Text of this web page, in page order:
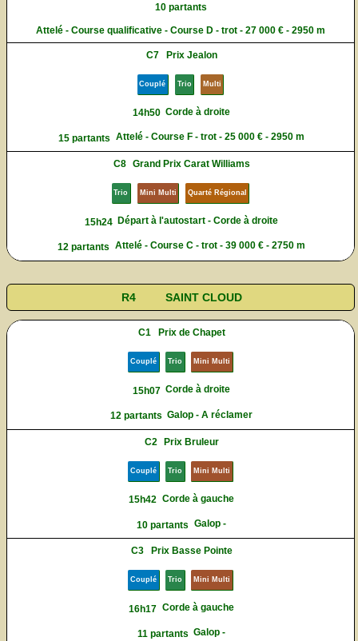
10 partants
Attelé - Course qualificative - Course D - trot - 27 000 € - 2950 m
C7 Prix Jealon
Couplé Trio Multi
14h50 Corde à droite
15 partants Attelé - Course F - trot - 25 000 € - 2950 m
C8 Grand Prix Carat Williams
Trio Mini Multi Quarté Régional
15h24 Départ à l'autostart - Corde à droite
12 partants Attelé - Course C - trot - 39 000 € - 2750 m
R4 SAINT CLOUD
C1 Prix de Chapet
Couplé Trio Mini Multi
15h07 Corde à droite
12 partants Galop - A réclamer
C2 Prix Bruleur
Couplé Trio Mini Multi
15h42 Corde à gauche
10 partants Galop -
C3 Prix Basse Pointe
Couplé Trio Mini Multi
16h17 Corde à gauche
11 partants Galop -